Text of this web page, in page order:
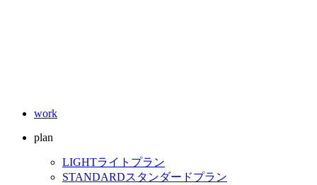
work
plan
LIGHTライトプラン
STANDARDスタンダードプラン